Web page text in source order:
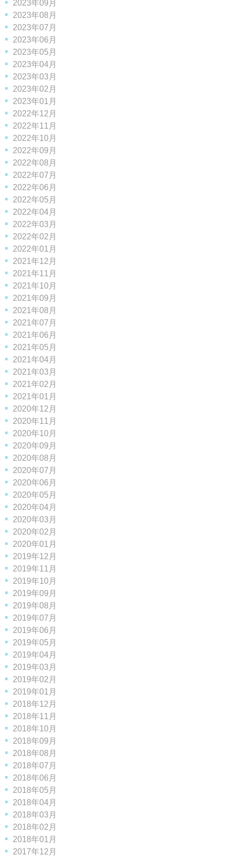
2023年09月
2023年08月
2023年07月
2023年06月
2023年05月
2023年04月
2023年03月
2023年02月
2023年01月
2022年12月
2022年11月
2022年10月
2022年09月
2022年08月
2022年07月
2022年06月
2022年05月
2022年04月
2022年03月
2022年02月
2022年01月
2021年12月
2021年11月
2021年10月
2021年09月
2021年08月
2021年07月
2021年06月
2021年05月
2021年04月
2021年03月
2021年02月
2021年01月
2020年12月
2020年11月
2020年10月
2020年09月
2020年08月
2020年07月
2020年06月
2020年05月
2020年04月
2020年03月
2020年02月
2020年01月
2019年12月
2019年11月
2019年10月
2019年09月
2019年08月
2019年07月
2019年06月
2019年05月
2019年04月
2019年03月
2019年02月
2019年01月
2018年12月
2018年11月
2018年10月
2018年09月
2018年08月
2018年07月
2018年06月
2018年05月
2018年04月
2018年03月
2018年02月
2018年01月
2017年12月